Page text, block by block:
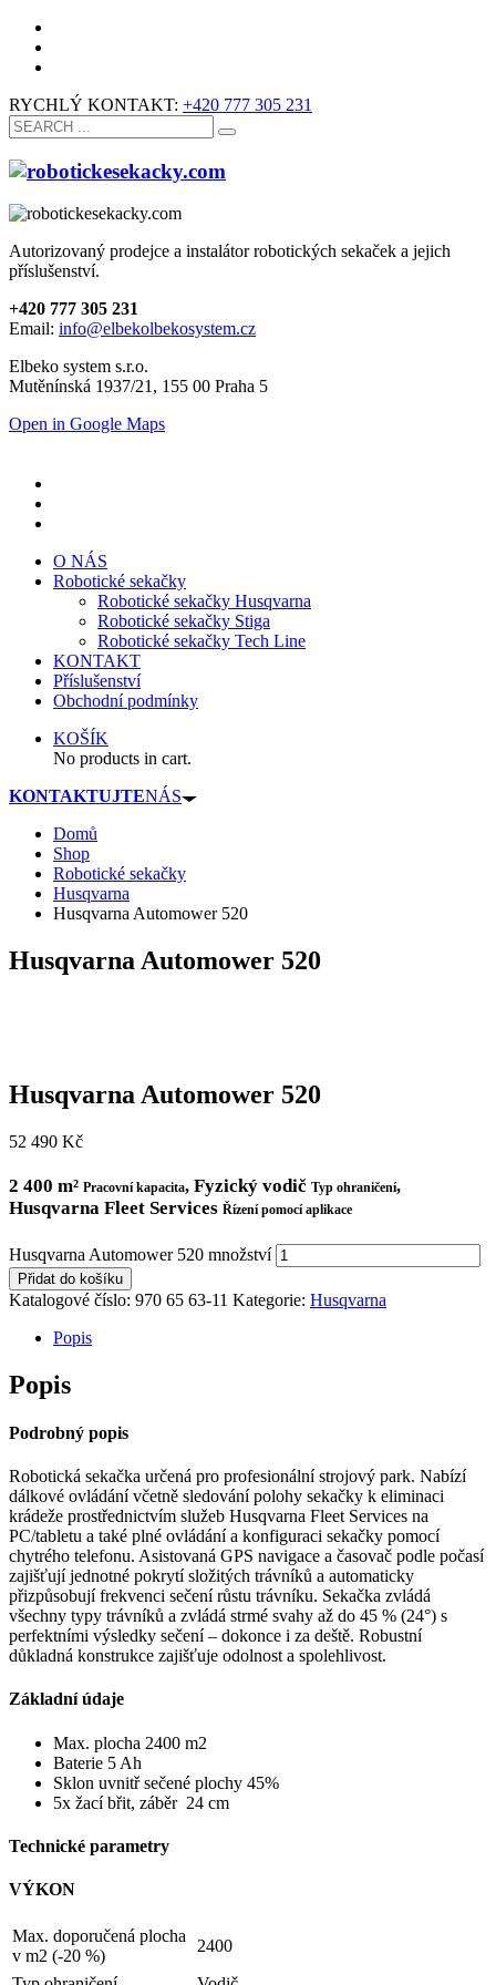
RYCHLÝ KONTAKT: +420 777 305 231
Autorizovaný prodejce a instalátor robotických sekaček a jejich
příslušenství.
+420 777 305 231
Email: info@elbekolbekosystem.cz
Elbeko system s.r.o.
Mutěnínská 1937/21, 155 00 Praha 5
Open in Google Maps
O NÁS
Robotické sekačky
Robotické sekačky Husqvarna
Robotické sekačky Stiga
Robotické sekačky Tech Line
KONTAKT
Příslušenství
Obchodní podmínky
KOŠÍK
No products in cart.
KONTAKTUJTENÁS
Domů
Shop
Robotické sekačky
Husqvarna
Husqvarna Automower 520
Husqvarna Automower 520
Husqvarna Automower 520
52 490 Kč
2 400 m² Pracovní kapacita, Fyzický vodič Typ ohraničení,
Husqvarna Fleet Services Řízení pomocí aplikace
Husqvarna Automower 520 množství
Přidat do košíku
Katalogové číslo: 970 65 63‑11 Kategorie: Husqvarna
Popis
Popis
Podrobný popis
Robotická sekačka určená pro profesionální strojový park. Nabízí
dálkové ovládání včetně sledování polohy sekačky k eliminaci
krádeže prostřednictvím služeb Husqvarna Fleet Services na
PC/tabletu a také plné ovládání a konfiguraci sekačky pomocí
chytrého telefonu. Asistovaná GPS navigace a časovač podle počasí
zajišťují jednotné pokrytí složitých trávníků a automaticky
přizpůsobují frekvenci sečení růstu trávníku. Sekačka zvládá
všechny typy trávníků a zvládá strmé svahy až do 45 % (24°) s
perfektními výsledky sečení – dokonce i za deště. Robustní
důkladná konstrukce zajišťuje odolnost a spolehlivost.
Základní údaje
Max. plocha 2400 m2
Baterie 5 Ah
Sklon uvnitř sečené plochy 45%
5x žací břit, záběr 24 cm
Technické parametry
VÝKON
Max. doporučená plocha
v m2 (-20 %)
2400